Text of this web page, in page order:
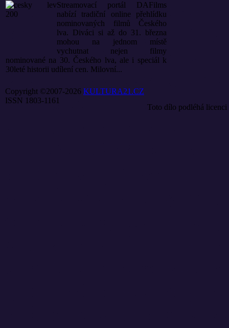
Streamovací portál DAFilms
nabízí tradiční online přehlídku
nominovaných filmů Českého
lva. Diváci si až do 31. března
mohou na jednom místě
vychutnat nejen filmy
nominované na 30. Českého lva, ale i speciál k
30leté historii udílení cen. Milovní...
Copyright ©2007-2026 KULTURA21.CZ
ISSN 1803-1161
Toto dílo podléhá licenci